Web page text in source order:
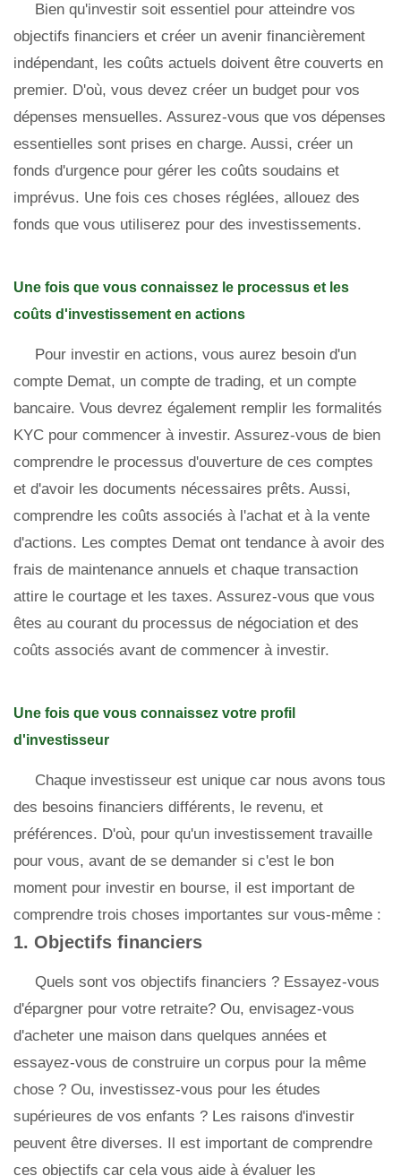
Bien qu'investir soit essentiel pour atteindre vos
objectifs financiers et créer un avenir financièrement
indépendant, les coûts actuels doivent être couverts en
premier. D'où, vous devez créer un budget pour vos
dépenses mensuelles. Assurez-vous que vos dépenses
essentielles sont prises en charge. Aussi, créer un
fonds d'urgence pour gérer les coûts soudains et
imprévus. Une fois ces choses réglées, allouez des
fonds que vous utiliserez pour des investissements.
Une fois que vous connaissez le processus et les
coûts d'investissement en actions
Pour investir en actions, vous aurez besoin d'un
compte Demat, un compte de trading, et un compte
bancaire. Vous devrez également remplir les formalités
KYC pour commencer à investir. Assurez-vous de bien
comprendre le processus d'ouverture de ces comptes
et d'avoir les documents nécessaires prêts. Aussi,
comprendre les coûts associés à l'achat et à la vente
d'actions. Les comptes Demat ont tendance à avoir des
frais de maintenance annuels et chaque transaction
attire le courtage et les taxes. Assurez-vous que vous
êtes au courant du processus de négociation et des
coûts associés avant de commencer à investir.
Une fois que vous connaissez votre profil
d'investisseur
Chaque investisseur est unique car nous avons tous
des besoins financiers différents, le revenu, et
préférences. D'où, pour qu'un investissement travaille
pour vous, avant de se demander si c'est le bon
moment pour investir en bourse, il est important de
comprendre trois choses importantes sur vous-même :
1. Objectifs financiers
Quels sont vos objectifs financiers ? Essayez-vous
d'épargner pour votre retraite? Ou, envisagez-vous
d'acheter une maison dans quelques années et
essayez-vous de construire un corpus pour la même
chose ? Ou, investissez-vous pour les études
supérieures de vos enfants ? Les raisons d'investir
peuvent être diverses. Il est important de comprendre
ces objectifs car cela vous aide à évaluer les